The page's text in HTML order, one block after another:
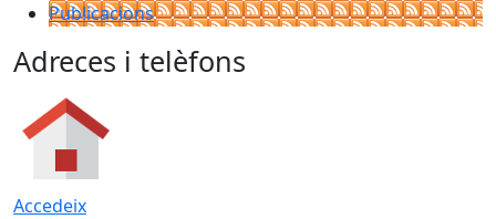
Publicacions
Adreces i telèfons
Accedeix